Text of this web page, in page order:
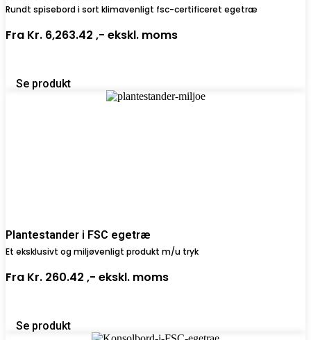
Rundt spisebord i sort klimavenligt fsc-certificeret egetræ
Fra Kr. 6,263.42 ,- ekskl. moms
Se produkt
Plantestander i FSC egetræ
Et eksklusivt og miljøvenligt produkt m/u tryk
Fra Kr. 260.42 ,- ekskl. moms
Se produkt